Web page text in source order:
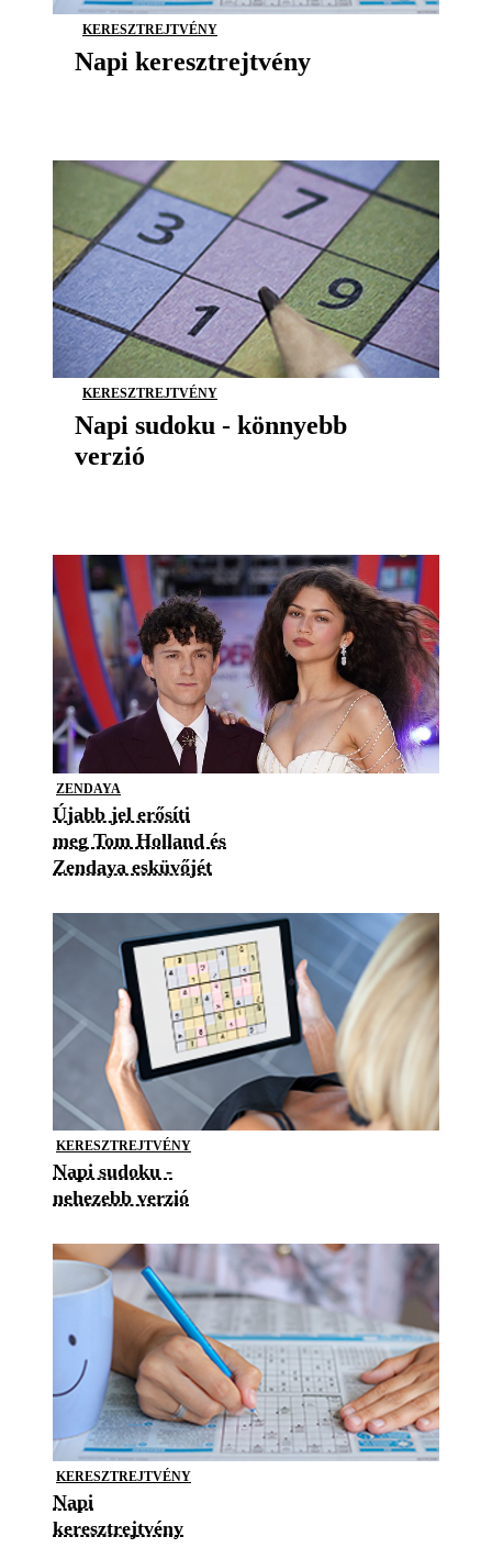
KERESZTREJTVÉNY
Napi keresztrejtvény
KERESZTREJTVÉNY
Napi sudoku - könnyebb
verzió
ZENDAYA
Újabb jel erősíti
meg Tom Holland és
Zendaya esküvőjét
KERESZTREJTVÉNY
Napi sudoku -
nehezebb verzió
KERESZTREJTVÉNY
Napi
keresztrejtvény